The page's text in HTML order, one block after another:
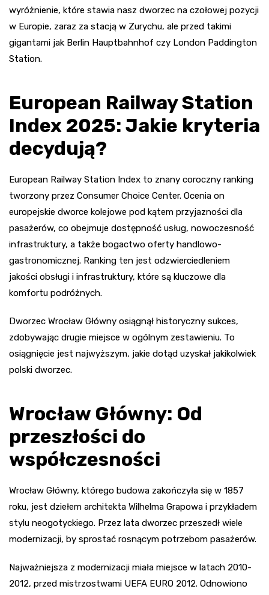
wyróżnienie, które stawia nasz dworzec na czołowej pozycji
w Europie, zaraz za stacją w Zurychu, ale przed takimi
gigantami jak Berlin Hauptbahnhof czy London Paddington
Station.
European Railway Station
Index 2025: Jakie kryteria
decydują?
European Railway Station Index to znany coroczny ranking
tworzony przez Consumer Choice Center. Ocenia on
europejskie dworce kolejowe pod kątem przyjazności dla
pasażerów, co obejmuje dostępność usług, nowoczesność
infrastruktury, a także bogactwo oferty handlowo-
gastronomicznej. Ranking ten jest odzwierciedleniem
jakości obsługi i infrastruktury, które są kluczowe dla
komfortu podróżnych.
Dworzec Wrocław Główny osiągnął historyczny sukces,
zdobywając drugie miejsce w ogólnym zestawieniu. To
osiągnięcie jest najwyższym, jakie dotąd uzyskał jakikolwiek
polski dworzec.
Wrocław Główny: Od
przeszłości do
współczesności
Wrocław Główny, którego budowa zakończyła się w 1857
roku, jest dziełem architekta Wilhelma Grapowa i przykładem
stylu neogotyckiego. Przez lata dworzec przeszedł wiele
modernizacji, by sprostać rosnącym potrzebom pasażerów.
Najważniejsza z modernizacji miała miejsce w latach 2010-
2012, przed mistrzostwami UEFA EURO 2012. Odnowiono